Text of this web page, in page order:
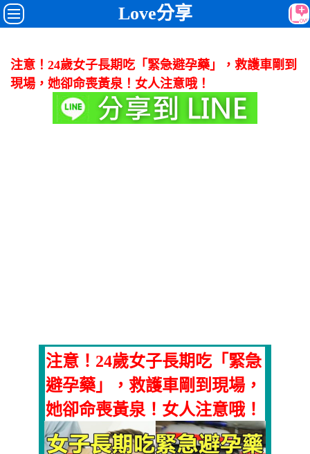
Love分享
注意！24歲女子長期吃「緊急避孕藥」，救護車剛到
現場，她卻命喪黃泉！女人注意哦！
注意！24歲女子長期吃「緊急
避孕藥」，救護車剛到現場，
她卻命喪黃泉！女人注意哦！